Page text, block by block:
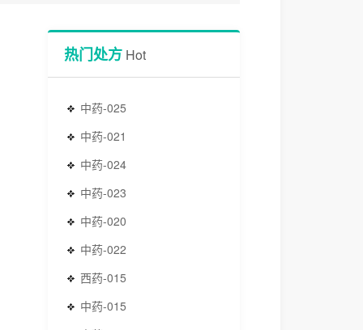
热门处方Hot
中药-025
中药-021
中药-024
中药-023
中药-020
中药-022
西药-015
中药-015